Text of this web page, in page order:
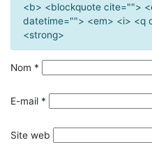
<b> <blockquote cite="">
datetime=""> <em> <i> <q
<strong>
Nom *
E-mail *
Site web